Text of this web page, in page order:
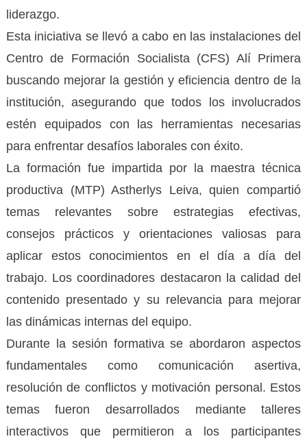
liderazgo.
Esta iniciativa se llevó a cabo en las instalaciones del
Centro de Formación Socialista (CFS) Alí Primera
buscando mejorar la gestión y eficiencia dentro de la
institución, asegurando que todos los involucrados
estén equipados con las herramientas necesarias
para enfrentar desafíos laborales con éxito.
La formación fue impartida por la maestra técnica
productiva (MTP) Astherlys Leiva, quien compartió
temas relevantes sobre estrategias efectivas,
consejos prácticos y orientaciones valiosas para
aplicar estos conocimientos en el día a día del
trabajo. Los coordinadores destacaron la calidad del
contenido presentado y su relevancia para mejorar
las dinámicas internas del equipo.
Durante la sesión formativa se abordaron aspectos
fundamentales como comunicación asertiva,
resolución de conflictos y motivación personal. Estos
temas fueron desarrollados mediante talleres
interactivos que permitieron a los participantes